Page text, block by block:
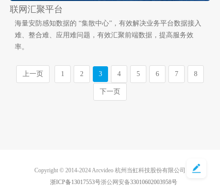
联网汇聚平台
海量安防感知数据的 “集散中心”，有效解决业务平台数据接入
难、整合难、应用难问题，有效汇聚前端数据，提高服务效
率。
上一页 1 2 3 4 5 6 7 8
下一页
Copyright © 2014-2024 Arcvideo 杭州当虹科技股份有限公司
浙ICP备13017553号浙公网安备33010602003958号